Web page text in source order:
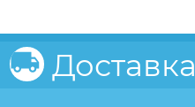
Доставка